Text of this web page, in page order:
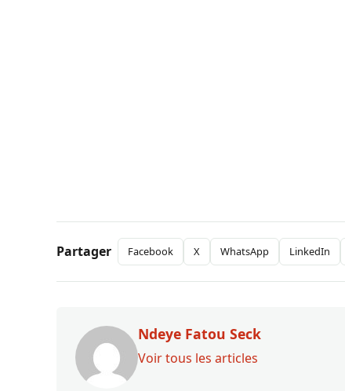
Partager Facebook X WhatsApp LinkedIn
Ndeye Fatou Seck
Voir tous les articles